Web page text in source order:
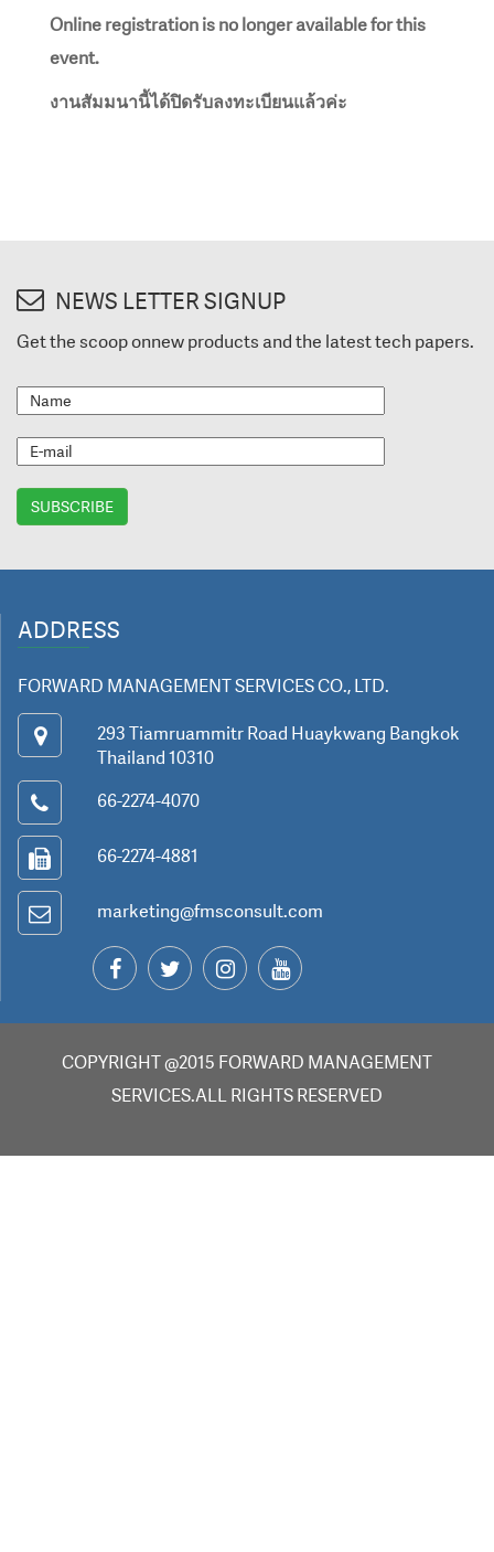
Online registration is no longer available for this
event.
งานสัมมนานี้ได้ปิดรับลงทะเบียนแล้วค่ะ
NEWS LETTER SIGNUP
Get the scoop onnew products and the latest tech papers.
ADDRESS
FORWARD MANAGEMENT SERVICES CO., LTD.
293 Tiamruammitr Road Huaykwang Bangkok
Thailand 10310
66-2274-4070
66-2274-4881
marketing@fmsconsult.com
COPYRIGHT @2015 FORWARD MANAGEMENT
SERVICES.ALL RIGHTS RESERVED